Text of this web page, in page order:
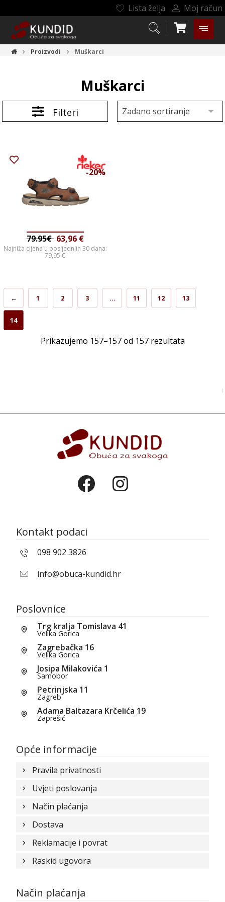
Lista želja Moj račun
Proizvodi Muškarci
Muškarci
Filteri
-20%
79.95€ 63,96 €
Najniža cijena u posljednjih 30 dana:
79,95€
← 1 2 3 … 11 12 13
14
Prikazujemo 157–157 od 157 rezultata
Kontakt podaci
098 902 3826
info@obuca-kundid.hr
Poslovnice
Trg kralja Tomislava 41
Velika Gorica
Zagrebačka 16
Velika Gorica
Josipa Milakovića 1
Samobor
Petrinjska 11
Zagreb
Adama Baltazara Krčelića 19
Zaprešić
Opće informacije
Pravila privatnosti
Uvjeti poslovanja
Način plaćanja
Dostava
Reklamacije i povrat
Raskid ugovora
Način plaćanja